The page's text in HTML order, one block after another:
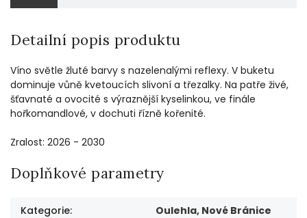
Detailní popis produktu
Víno světle žluté barvy s nazelenalými reflexy. V buketu
dominuje vůně kvetoucích slivoní a třezalky. Na patře živé,
šťavnaté a ovocité s výraznější kyselinkou, ve finále
hořkomandlové, v dochuti řízně kořenité.
Zralost: 2026 - 2030
Doplňkové parametry
Kategorie: Oulehla, Nové Bránice